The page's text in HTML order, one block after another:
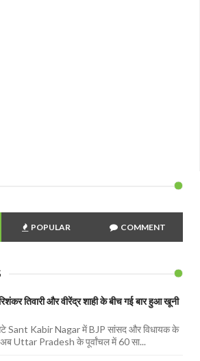
POPULAR COMMENT
तिवारी और वीरेंद्र शाही के बीच गई बार हुआ खूनी
Sant Kabir Nagar में BJP सांसद और विधायक के
अब Uttar Pradesh के पूर्वांचल में 60 सा...